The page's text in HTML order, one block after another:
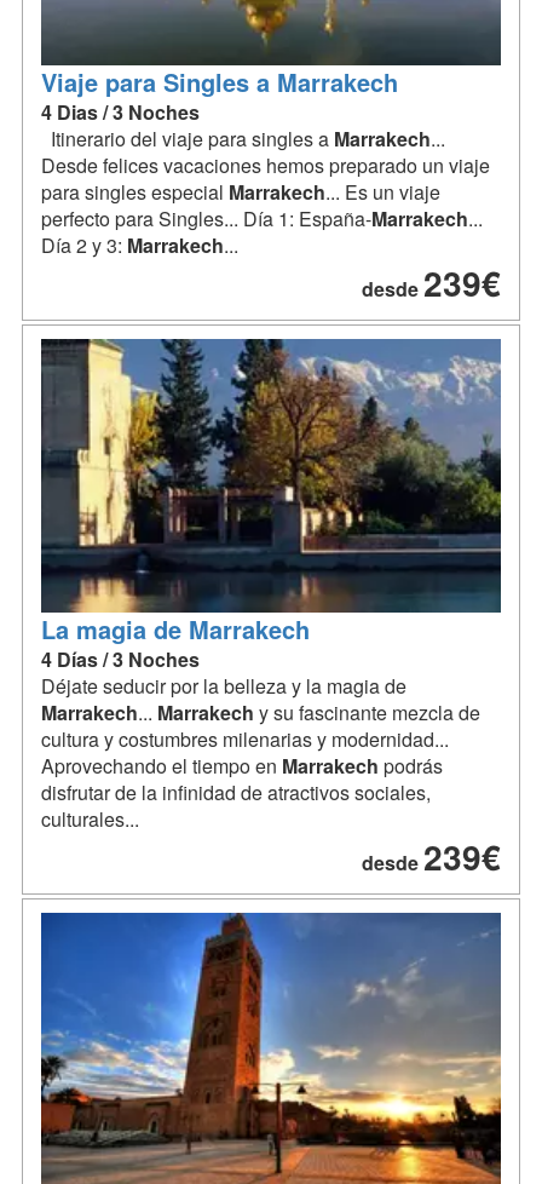
Viaje para Singles a Marrakech
4 Dias / 3 Noches
Itinerario del viaje para singles a Marrakech...
Desde felices vacaciones hemos preparado un viaje
para singles especial Marrakech... Es un viaje
perfecto para Singles... Día 1: España-Marrakech...
Día 2 y 3: Marrakech...
desde 239€
La magia de Marrakech
4 Días / 3 Noches
Déjate seducir por la belleza y la magia de
Marrakech... Marrakech y su fascinante mezcla de
cultura y costumbres milenarias y modernidad...
Aprovechando el tiempo en Marrakech podrás
disfrutar de la infinidad de atractivos sociales,
culturales...
desde 239€